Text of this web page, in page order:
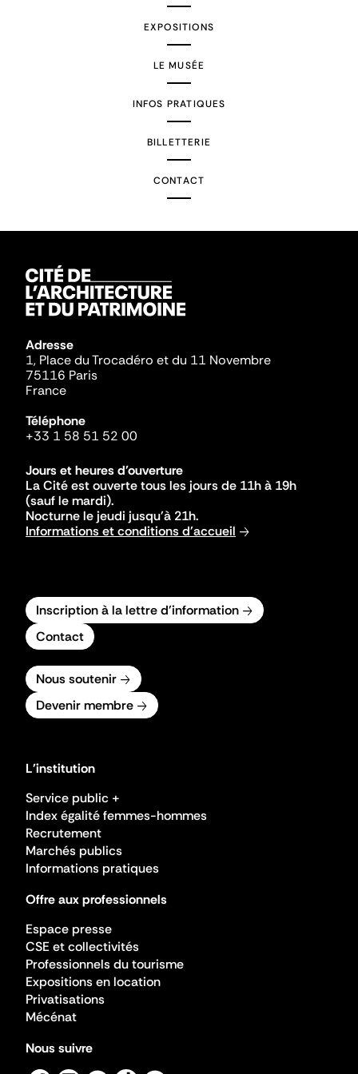
EXPOSITIONS
LE MUSÉE
INFOS PRATIQUES
BILLETTERIE
CONTACT
Adresse
1, Place du Trocadéro et du 11 Novembre
75116 Paris
France
Téléphone
+33 1 58 51 52 00
Jours et heures d'ouverture
La Cité est ouverte tous les jours de 11h à 19h
(sauf le mardi).
Nocturne le jeudi jusqu'à 21h.
Informations et conditions d'accueil
Inscription à la lettre d'information
Contact
Nous soutenir
Devenir membre
L'institution
Service public +
Index égalité femmes-hommes
Recrutement
Marchés publics
Informations pratiques
Offre aux professionnels
Espace presse
CSE et collectivités
Professionnels du tourisme
Expositions en location
Privatisations
Mécénat
Nous suivre